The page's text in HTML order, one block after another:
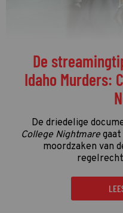
De
Idaho Murders:
De driedelige
College Nightmaregaat
moordzaken van